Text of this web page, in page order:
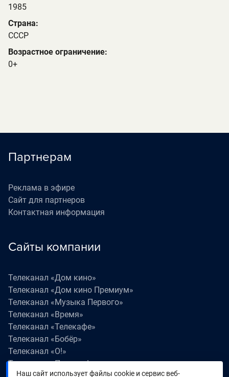
1985
Страна:
СССР
Возрастное ограничение:
0+
Партнерам
Реклама в эфире
Сайт для партнеров
Контактная информация
Сайты компании
Телеканал «Дом кино»
Телеканал «Дом кино Премиум»
Телеканал «Музыка Первого»
Телеканал «Время»
Телеканал «Телекафе»
Телеканал «Бобёр»
Телеканал «О!»
Телеканал «Поехали!»
Наш сайт использует файлы cookie и сервис веб-